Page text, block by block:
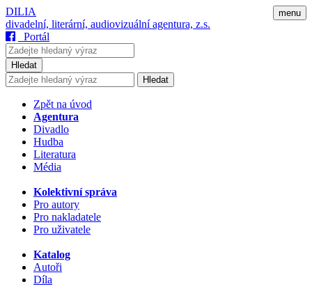
menu
DILIA
divadelní, literární, audiovizuální agentura, z.s.
Portál
Hledat
Hledat
Zpět na úvod
Agentura
Divadlo
Hudba
Literatura
Média
Kolektivní správa
Pro autory
Pro nakladatele
Pro uživatele
Katalog
Autoři
Díla